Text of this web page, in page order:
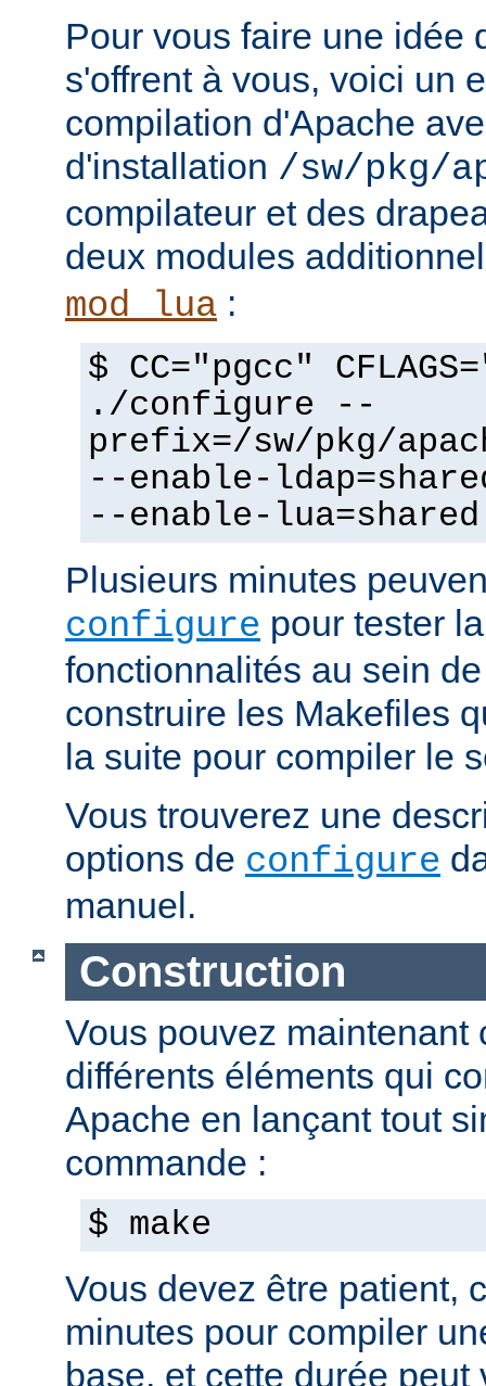
Pour vous faire une idée
s'offrent à vous, voici un
compilation d'Apache
d'installation /sw/pkg/
compilateur et des
deux modules
mod_lua :
$ CC="pgcc"
./configure --
prefix=/sw/pkg/
--enable-
--enable-lua=shared
Plusieurs minutes
configure pour tester
fonctionnalités au sein
construire les Makefiles
la suite pour compiler le
Vous trouverez une
options de configure
manuel.
Construction
Vous pouvez maintenant
différents éléments qui
Apache en lançant tout
commande :
$ make
Vous devez être patient,
minutes pour compiler
base, et cette durée peut